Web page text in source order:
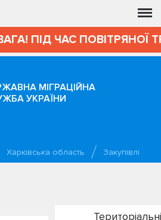
ПІД ЧАС ПОВІТРЯНОЇ
МІГРАЦІЙНА
УКРАЇНИ
Харківська область Закупівлі
Територіальні